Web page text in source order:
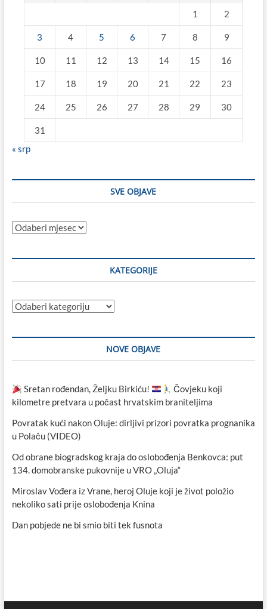
1 2
3 4 5 6 7 8 9
10 11 12 13 14 15 16
17 18 19 20 21 22 23
24 25 26 27 28 29 30
31
« srp
SVE OBJAVE
Sve
KATEGORIJE
Kategorije
NOVE OBJAVE
Sretan rođendan, Željku Birkiću!
Čovjeku koji
kilometre pretvara u počast hrvatskim braniteljima
Povratak kući nakon Oluje: dirljivi prizori povratka prognanika
u Polaču (VIDEO)
Od obrane biogradskog kraja do oslobođenja Benkovca: put
134. domobranske pukovnije u VRO „Oluja“
Miroslav Vođera iz Vrane, heroj Oluje koji je život položio
nekoliko sati prije oslobođenja Knina
Dan pobjede ne bi smio biti tek fusnota